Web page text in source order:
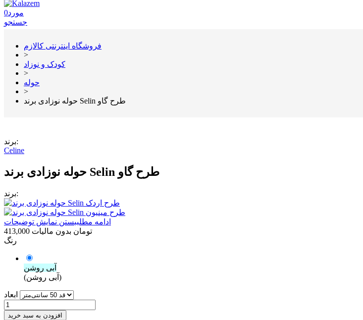
0مورد
جستجو
فروشگاه اینترنتی کالازم
>
کودک و نوزاد
>
حوله
>
حوله نوزادی برند Selin طرح گاو
برند:
Celine
حوله نوزادی برند Selin طرح گاو
برند:
ادامه مطلببستن نمایش توضیحات
413,000 تومان بدون مالیات
رنگ
آبی روشن
(آبی روشن)
ابعاد
افزودن به سبد خرید